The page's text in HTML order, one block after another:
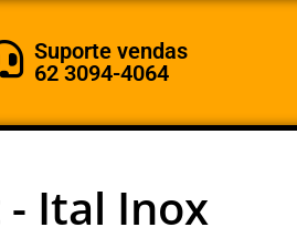
Suporte vendas
62 3094-4064
Ital Inox